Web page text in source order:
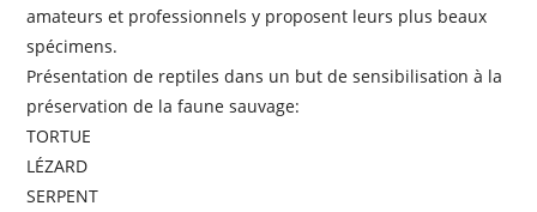
amateurs et professionnels y proposent leurs plus beaux
spécimens.
Présentation de reptiles dans un but de sensibilisation à la
préservation de la faune sauvage:
TORTUE
LÉZARD
SERPENT